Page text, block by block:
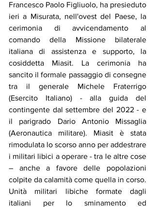
Francesco Paolo Figliuolo, ha presieduto
ieri a Misurata, nell'ovest del Paese, la
cerimonia di avvicendamento al
comando della Missione bilaterale
italiana di assistenza e supporto, la
cosiddetta Miasit. La cerimonia ha
sancito il formale passaggio di consegne
tra il generale Michele Fraterrigo
(Esercito Italiano) - alla guida del
contingente dal settembre del 2022 - e
il parigrado Dario Antonio Missaglia
(Aeronautica militare). Miasit è stata
rimodulata lo scorso anno per addestrare
i militari libici a operare - tra le altre cose
– anche a favore delle popolazioni
colpite da calamità come quella in corso.
Unità militari libiche formate dagli
italiani per lo sminamento ed